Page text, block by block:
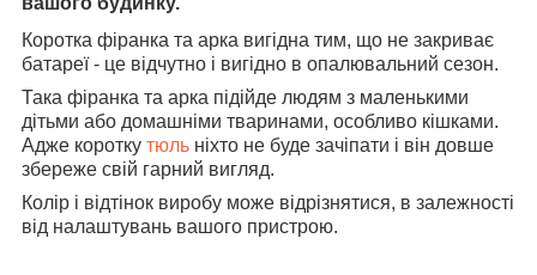
Коротка фіранка та арка вигідна тим, що не закриває
батареї - це відчутно і вигідно в опалювальний сезон.
Така фіранка та арка підійде людям з маленькими
дітьми або домашніми тваринами, особливо кішками.
Адже коротку тюль ніхто не буде зачіпати і він довше
збереже свій гарний вигляд.
Колір і відтінок виробу може відрізнятися, в залежності
від налаштувань вашого пристрою.